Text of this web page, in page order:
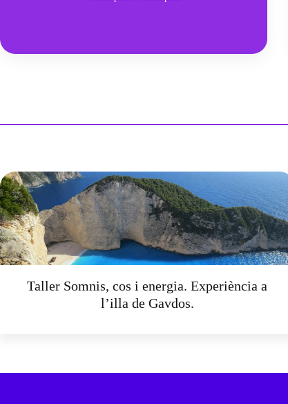
Taller Somnis, cos i energia. Experiència a
l’illa de Gavdos.